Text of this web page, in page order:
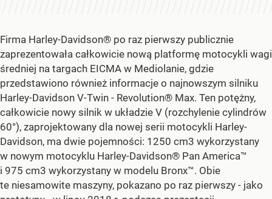
Firma Harley-Davidson® po raz pierwszy publicznie
zaprezentowała całkowicie nową platformę motocykli wagi
średniej na targach EICMA w Mediolanie, gdzie
przedstawiono również informacje o najnowszym silniku
Harley-Davidson V-Twin - Revolution® Max. Ten potężny,
całkowicie nowy silnik w układzie V (rozchylenie cylindrów
60°), zaprojektowany dla nowej serii motocykli Harley-
Davidson, ma dwie pojemności: 1250 cm3 wykorzystany
w nowym motocyklu Harley-Davidson® Pan America™
i 975 cm3 wykorzystany w modelu Bronx™. Obie
te niesamowite maszyny, pokazano po raz pierwszy - jako